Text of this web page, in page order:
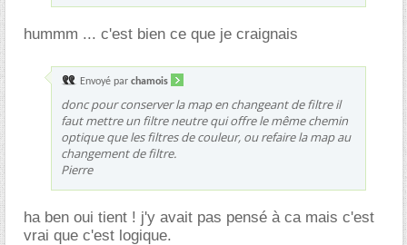
hummm ... c'est bien ce que je craignais
Envoyé par chamois
donc pour conserver la map en changeant de filtre il
faut mettre un filtre neutre qui offre le même chemin
optique que les filtres de couleur, ou refaire la map au
changement de filtre.
Pierre
ha ben oui tient ! j'y avait pas pensé à ca mais c'est
vrai que c'est logique.